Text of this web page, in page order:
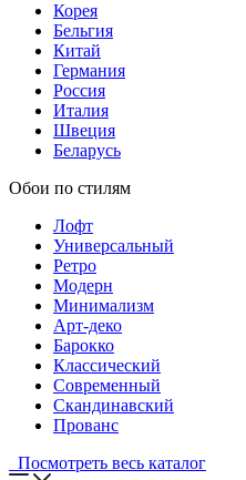
Корея
Бельгия
Китай
Германия
Россия
Италия
Швеция
Беларусь
Обои по стилям
Лофт
Универсальный
Ретро
Модерн
Минимализм
Арт-деко
Барокко
Классический
Современный
Скандинавский
Прованс
Посмотреть весь каталог